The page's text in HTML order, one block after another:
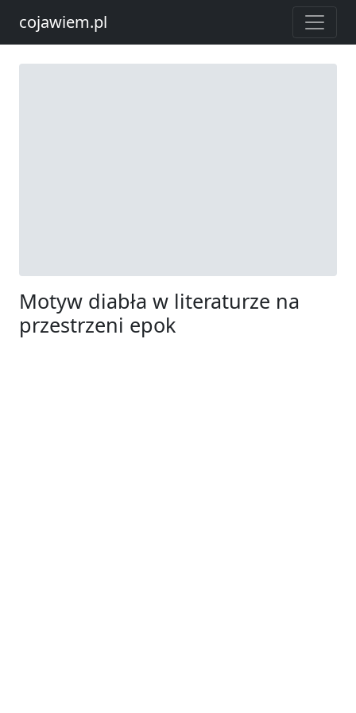
cojawiem.pl
Motyw diabła w literaturze na
przestrzeni epok